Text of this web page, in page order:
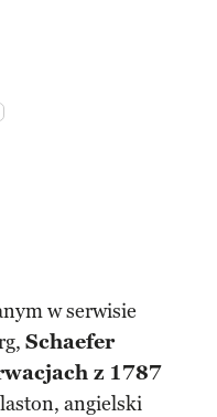
w serwisie
Schaefer
z 1787
angielski